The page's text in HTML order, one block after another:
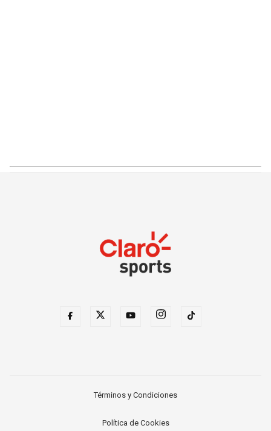
Términos y Condiciones
Política de Cookies